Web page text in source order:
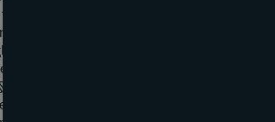
die infolge einer
Substanzveränderung des
von Waldstein/Holland,
5. Aufl., Art. 16 CMNI Rn. 4, § 425 HGB
425 HGB Rn. 13). Ausreichend ist insoweit
begründete Verdacht einer